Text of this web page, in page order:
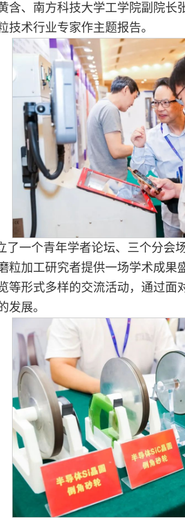
含、南方科技大学工学院副院长
技术行业专家作主题报告。
了一个青年学者论坛、三个分会
粒加工研究者提供一场学术成果
等形式多样的交流活动，通过
发展。